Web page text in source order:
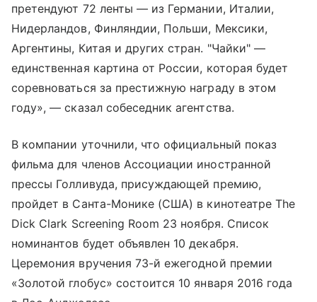
претендуют 72 ленты — из Германии, Италии,
Нидерландов, Финляндии, Польши, Мексики,
Аргентины, Китая и других стран. "Чайки" —
единственная картина от России, которая будет
соревноваться за престижную награду в этом
году», — сказал собеседник агентства.
В компании уточнили, что официальный показ
фильма для членов Ассоциации иностранной
прессы Голливуда, присуждающей премию,
пройдет в Санта-Монике (США) в кинотеатре The
Dick Clark Screening Room 23 ноября. Список
номинантов будет объявлен 10 декабря.
Церемония вручения 73-й ежегодной премии
«Золотой глобус» состоится 10 января 2016 года